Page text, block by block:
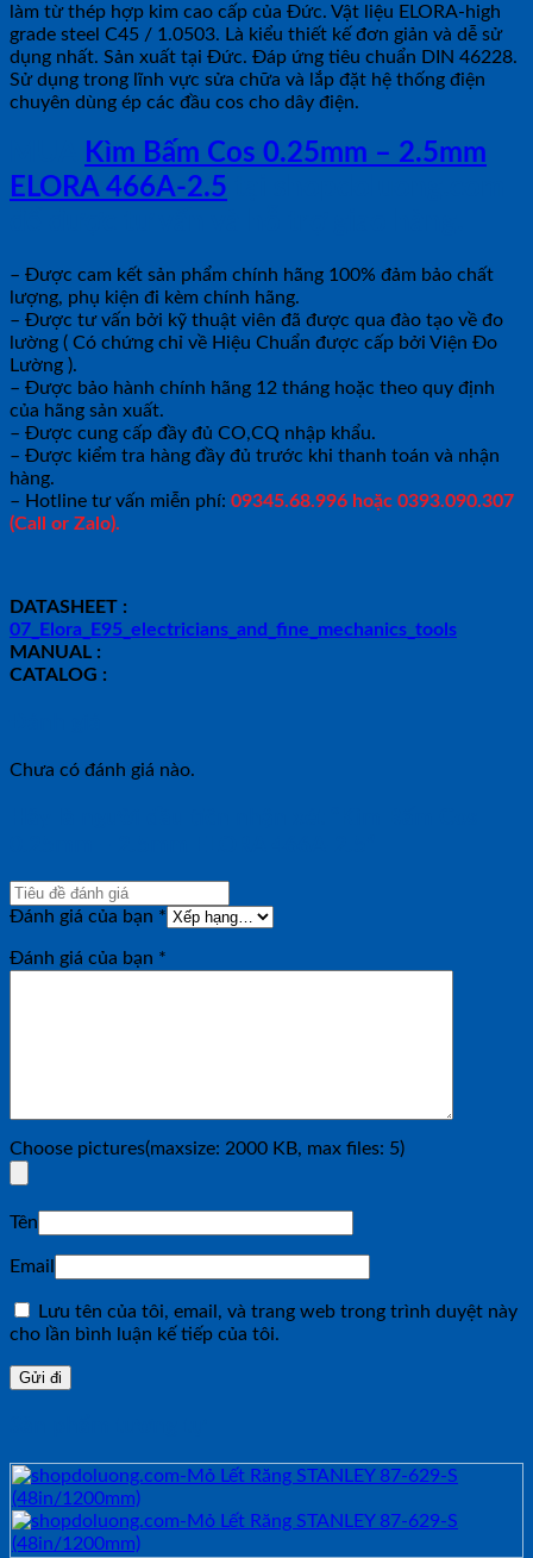
làm từ thép hợp kim cao cấp của Đức. Vật liệu ELORA-high
grade steel C45 / 1.0503. Là kiểu thiết kế đơn giản và dễ sử
dụng nhất. Sản xuất tại Đức. Đáp ứng tiêu chuẩn DIN 46228.
Sử dụng trong lĩnh vực sửa chữa và lắp đặt hệ thống điện
chuyên dùng ép các đầu cos cho dây điện.
Kìm Bấm Cos 0.25mm – 2.5mm
ELORA 466A-2.5
– Được cam kết sản phẩm chính hãng 100% đảm bảo chất
lượng, phụ kiện đi kèm chính hãng.
– Được tư vấn bởi kỹ thuật viên đã được qua đào tạo về đo
lường ( Có chứng chỉ về Hiệu Chuẩn được cấp bởi Viện Đo
Lường ).
– Được bảo hành chính hãng 12 tháng hoặc theo quy định
của hãng sản xuất.
– Được cung cấp đầy đủ CO,CQ nhập khẩu.
– Được kiểm tra hàng đầy đủ trước khi thanh toán và nhận
hàng.
– Hotline tư vấn miễn phí: 09345.68.996 hoặc 0393.090.307
(Call or Zalo).
DATASHEET :
07_Elora_E95_electricians_and_fine_mechanics_tools
MANUAL :
CATALOG :
Chưa có đánh giá nào.
Đánh giá của bạn *
Đánh giá của bạn *
Choose pictures(maxsize: 2000 KB, max files: 5)
Tên
Email
Lưu tên của tôi, email, và trang web trong trình duyệt này
cho lần bình luận kế tiếp của tôi.